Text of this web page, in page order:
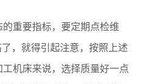
重要指标，要定期点检维
，就得引起注意，按照上述
机床来说，选择质量好一点